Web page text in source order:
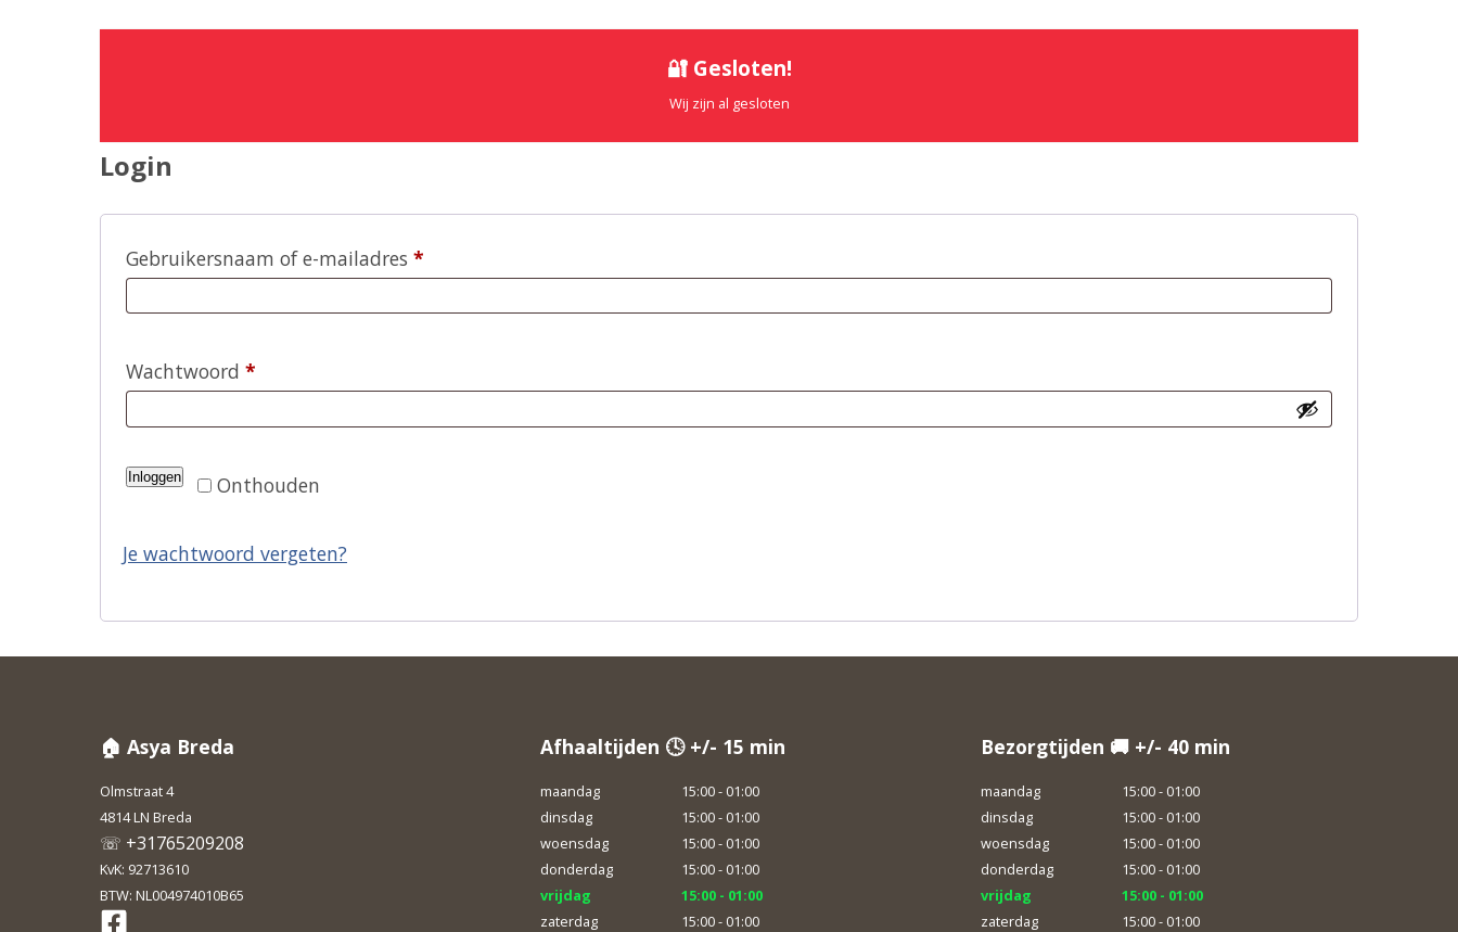
🔐 Gesloten!
Wij zijn al gesloten
Login
Gebruikersnaam of e-mailadres *
Wachtwoord *
Onthouden
Inloggen
Je wachtwoord vergeten?
🏠 Asya Breda
Olmstraat 4
4814 LN Breda
☏ +31765209208
KvK: 92713610
BTW: NL004974010B65
Afhaaltijden 🕓 +/- 15 min
maandag
15:00 - 01:00
dinsdag
15:00 - 01:00
woensdag
15:00 - 01:00
donderdag
15:00 - 01:00
vrijdag
15:00 - 01:00
zaterdag
15:00 - 01:00
Bezorgtijden 🚚 +/- 40 min
maandag
15:00 - 01:00
dinsdag
15:00 - 01:00
woensdag
15:00 - 01:00
donderdag
15:00 - 01:00
vrijdag
15:00 - 01:00
zaterdag
15:00 - 01:00